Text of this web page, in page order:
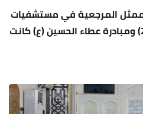
ممثل المرجعية في مستشفيات
العتبة الحسينية خلال (2023) ومبادرة عطاء الحسين (ع) كانت